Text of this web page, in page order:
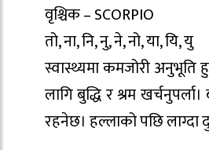
वृश्चिक – SCORPIO
तो, ना, नि, नु, ने, नो, या, यि, यु
स्वास्थ्यमा कमजोरी
लागि बुद्धि र श्रम
रहनेछ। हल्लाको पछि